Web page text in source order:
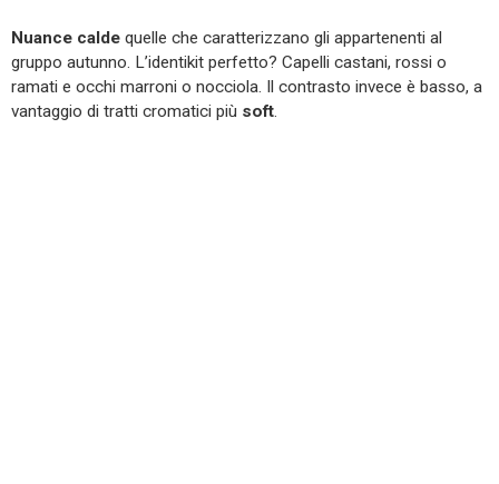
Nuance calde quelle che caratterizzano gli appartenenti al
gruppo autunno. L’identikit perfetto? Capelli castani, rossi o
ramati e occhi marroni o nocciola. Il contrasto invece è basso, a
vantaggio di tratti cromatici più soft.